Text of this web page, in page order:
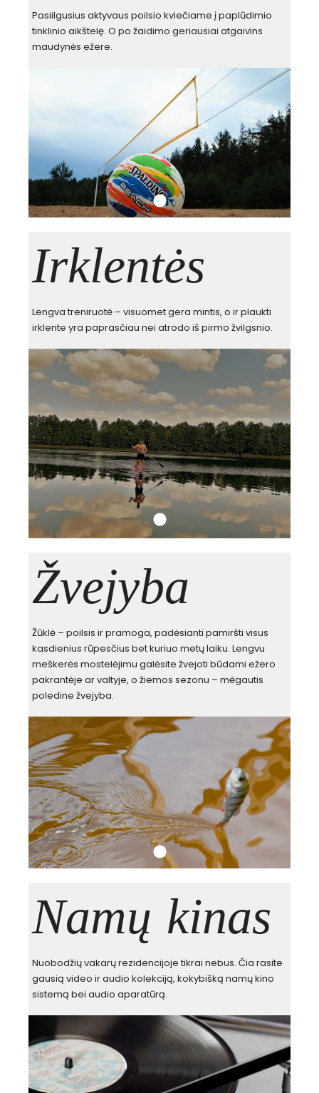
Pasiilgusius aktyvaus poilsio kviečiame į paplūdimio
tinklinio aikštelę. O po žaidimo geriausiai atgaivins
maudynės ežere.
Irklentės
Lengva treniruotė – visuomet gera mintis, o ir plaukti
irklente yra paprasčiau nei atrodo iš pirmo žvilgsnio.
Žvejyba
Žūklė – poilsis ir pramoga, padėsianti pamiršti visus
kasdienius rūpesčius bet kuriuo metų laiku. Lengvu
meškerės mostelėjimu galėsite žvejoti būdami ežero
pakrantėje ar valtyje, o žiemos sezonu – mėgautis
poledine žvejyba.
Namų kinas
Nuobodžių vakarų rezidencijoje tikrai nebus. Čia rasite
gausią video ir audio kolekciją, kokybišką namų kino
sistemą bei audio aparatūrą.